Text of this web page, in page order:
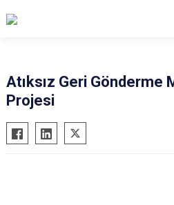
Atıksız Geri Gönderme
Projesi